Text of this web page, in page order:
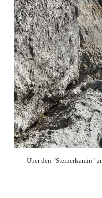
Über den "Steinerkamin"